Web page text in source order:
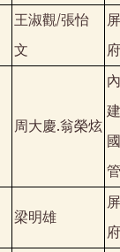
王淑觀/張怡
文
府
周大慶.翁榮炫
梁明雄
府